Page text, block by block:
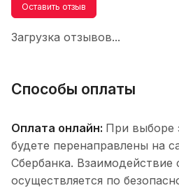
Оставить отзыв
Загрузка отзывов...
Способы оплаты
Оплата онлайн: При выборе
будете перенаправлены на
Сбербанка. Взаимодействие
осуществляется по